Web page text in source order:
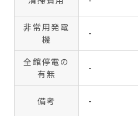
非常用発電
機
-
全館停電の
有無
-
備考 -